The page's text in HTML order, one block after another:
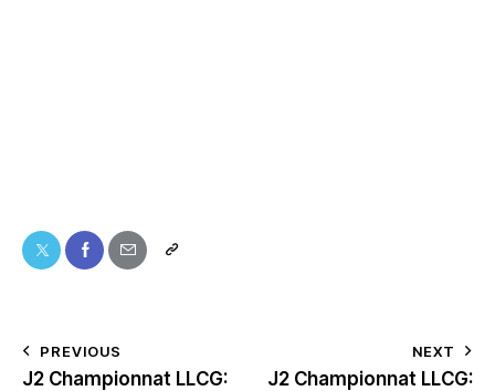
PREVIOUS
J2 Championnat LLCG:
NEXT
J2 Championnat LLCG: